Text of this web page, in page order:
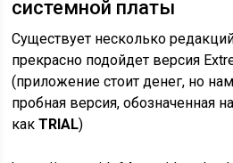
системной платы
Существует несколько
прекрасно подойдет версия
(приложение стоит денег, но
пробная версия, обозначенная
какTRIAL)